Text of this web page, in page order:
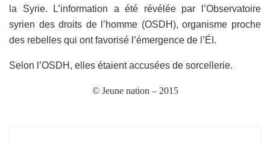
la Syrie. L’information a été révélée par l’Observatoire
syrien des droits de l’homme (OSDH), organisme proche
des rebelles qui ont favorisé l’émergence de l’ÉI.
Selon l’OSDH, elles étaient accusées de sorcellerie.
© Jeune nation – 2015